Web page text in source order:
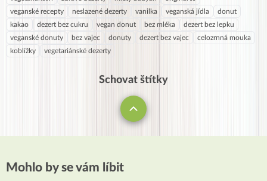
veganské recepty
neslazené dezerty vanilka veganská jídla
donut
kakao
dezert bez cukru vegan donut bez mléka
dezert bez lepku
veganské donuty
bez vajec donuty dezert bez vajec
celozrnná mouka
koblížky
vegetariánské dezerty
Schovat štítky
Mohlo by se vám líbit